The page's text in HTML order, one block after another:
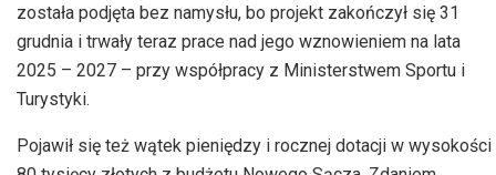
została podjęta bez namysłu, bo projekt zakończył się 31
grudnia i trwały teraz prace nad jego wznowieniem na lata
2025 – 2027 – przy współpracy z Ministerstwem Sportu i
Turystyki.
Pojawił się też wątek pieniędzy i rocznej dotacji w wysokości